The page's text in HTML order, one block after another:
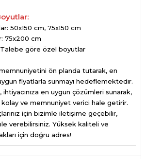
50x150 cm, 75x150 cm
75x200 cm
göre özel boyutlar
ön planda tutarak, en
fiyatlarla sunmayı hedeflemektedir.
en uygun çözümleri sunarak,
kolay ve memnuniyet verici hale getirir.
için bizimle iletişime geçebilir,
verebilirsiniz. Yüksek kaliteli ve
için doğru adres!